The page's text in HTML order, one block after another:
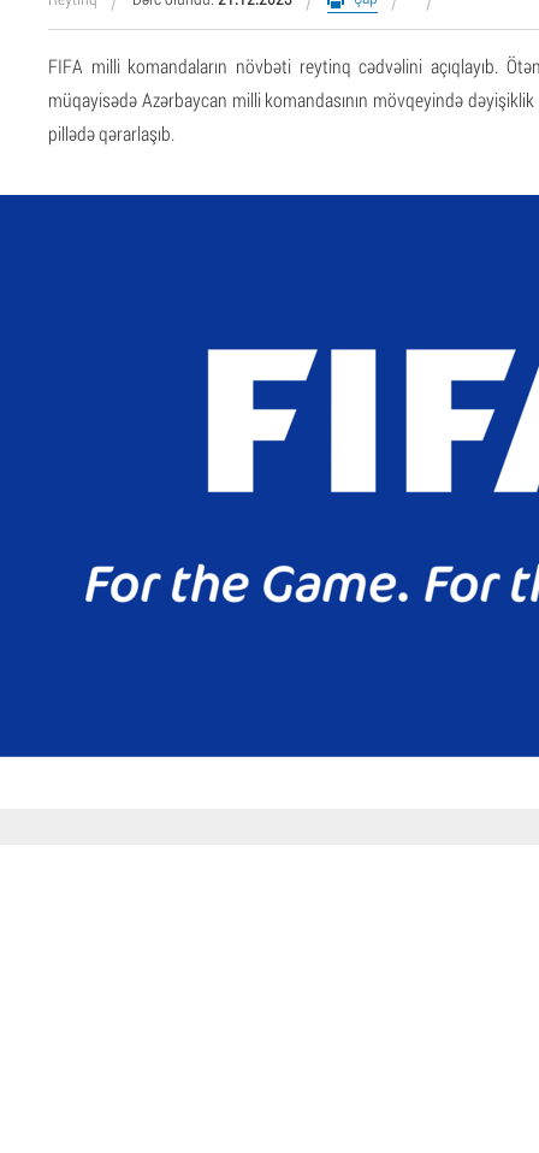
FIFA milli komandaların növbəti reytinq cədvəlini açıqlayıb.
müqayisədə Azərbaycan milli komandasının mövqeyində
pillədə qərarlaşıb.